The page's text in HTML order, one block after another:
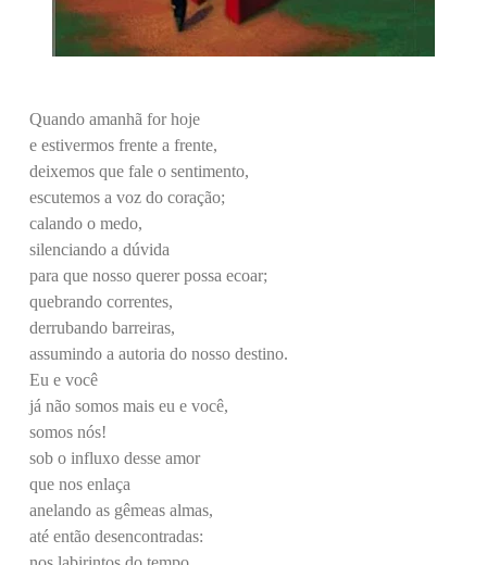
Quando amanhã for hoje
e estivermos frente a frente,
deixemos que fale o sentimento,
escutemos a voz do coração;
calando o medo,
silenciando a dúvida
para que nosso querer possa ecoar;
quebrando correntes,
derrubando barreiras,
assumindo a autoria do nosso destino.
Eu e você
já não somos mais eu e você,
somos nós!
sob o influxo desse amor
que nos enlaça
anelando as gêmeas almas,
até então desencontradas: